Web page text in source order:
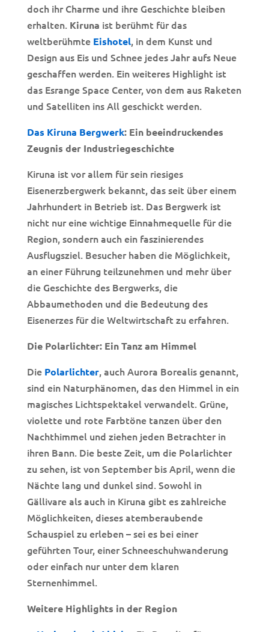
doch ihr Charme und ihre Geschichte bleiben
erhalten. Kiruna ist berühmt für das
weltberühmte Eishotel, in dem Kunst und
Design aus Eis und Schnee jedes Jahr aufs Neue
geschaffen werden. Ein weiteres Highlight ist
das Esrange Space Center, von dem aus Raketen
und Satelliten ins All geschickt werden.
Das Kiruna Bergwerk: Ein beeindruckendes
Zeugnis der Industriegeschichte
Kiruna ist vor allem für sein riesiges
Eisenerzbergwerk bekannt, das seit über einem
Jahrhundert in Betrieb ist. Das Bergwerk ist
nicht nur eine wichtige Einnahmequelle für die
Region, sondern auch ein faszinierendes
Ausflugsziel. Besucher haben die Möglichkeit,
an einer Führung teilzunehmen und mehr über
die Geschichte des Bergwerks, die
Abbaumethoden und die Bedeutung des
Eisenerzes für die Weltwirtschaft zu erfahren.
Die Polarlichter: Ein Tanz am Himmel
Die Polarlichter, auch Aurora Borealis genannt,
sind ein Naturphänomen, das den Himmel in ein
magisches Lichtspektakel verwandelt. Grüne,
violette und rote Farbtöne tanzen über den
Nachthimmel und ziehen jeden Betrachter in
ihren Bann. Die beste Zeit, um die Polarlichter
zu sehen, ist von September bis April, wenn die
Nächte lang und dunkel sind. Sowohl in
Gällivare als auch in Kiruna gibt es zahlreiche
Möglichkeiten, dieses atemberaubende
Schauspiel zu erleben – sei es bei einer
geführten Tour, einer Schneeschuhwanderung
oder einfach nur unter dem klaren
Sternenhimmel.
Weitere Highlights in der Region